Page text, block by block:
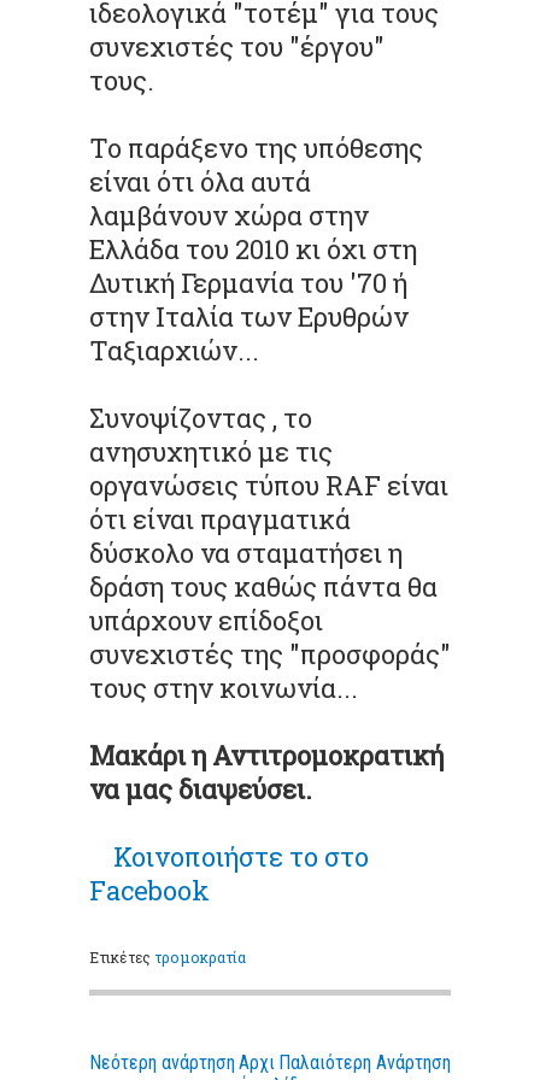
ιδεολογικά "τοτέμ" για τους
συνεχιστές του "έργου"
τους.
Το παράξενο της υπόθεσης
είναι ότι όλα αυτά
λαμβάνουν χώρα στην
Ελλάδα του 2010 κι όχι στη
Δυτική Γερμανία του '70 ή
στην Ιταλία των Ερυθρών
Ταξιαρχιών...
Συνοψίζοντας , το
ανησυχητικό με τις
οργανώσεις τύπου RAF είναι
ότι είναι πραγματικά
δύσκολο να σταματήσει η
δράση τους καθώς πάντα θα
υπάρχουν επίδοξοι
συνεχιστές της "προσφοράς"
τους στην κοινωνία...
Μακάρι η Αντιτρομοκρατική
να μας διαψεύσει.
Κοινοποιήστε το στο
Facebook
Ετικέτεςτρομοκρατία
Νεότερη ανάρτηση Παλαιότερη Ανάρτηση
Αρχι